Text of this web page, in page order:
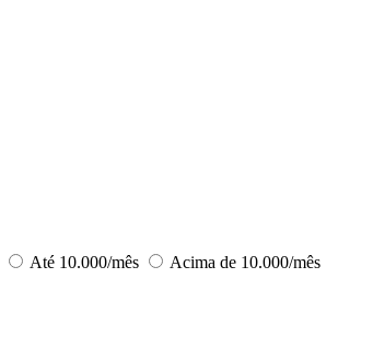
Até 10.000/mês
Acima de 10.000/mês